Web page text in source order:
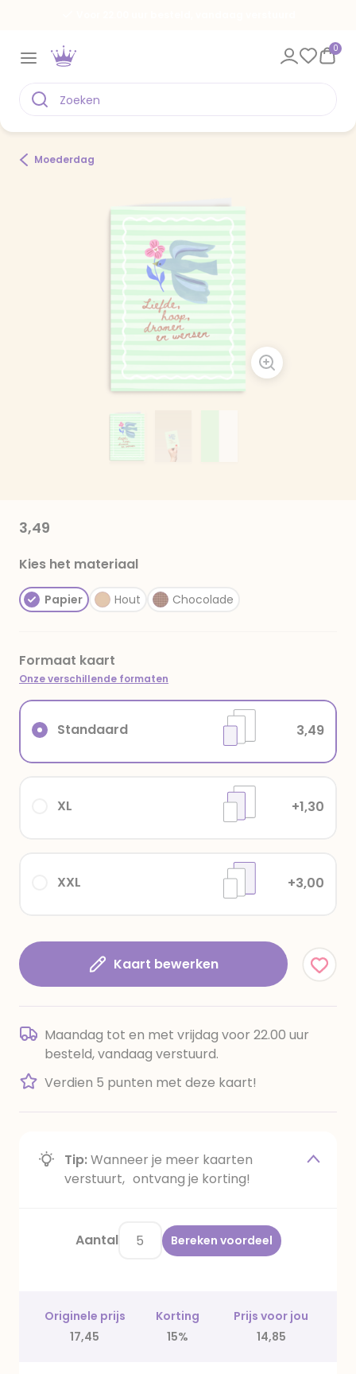
0
Moederdag
3,49
Kies het materiaal
Papier Hout Chocolade
Formaat kaart
Onze verschillende formaten
XXL +3,00
XL +1,30
Standaard 3,49
Kaart bewerken
Maandag tot en met vrijdag voor 22.00 uur
besteld, vandaag verstuurd.
Verdien 5 punten met deze kaart!
Tip:Wanneer je meer kaarten
verstuurt, ontvang je korting!
Aantal Bereken voordeel
Originele prijs Korting
Prijs voor jou
17,45
15% 14,85